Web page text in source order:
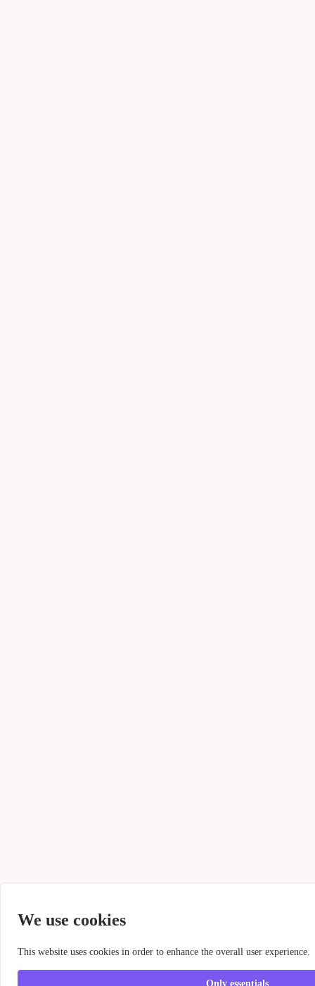
We use cookies
This website uses cookies in order to enhance the overall user experience.
Only essentials